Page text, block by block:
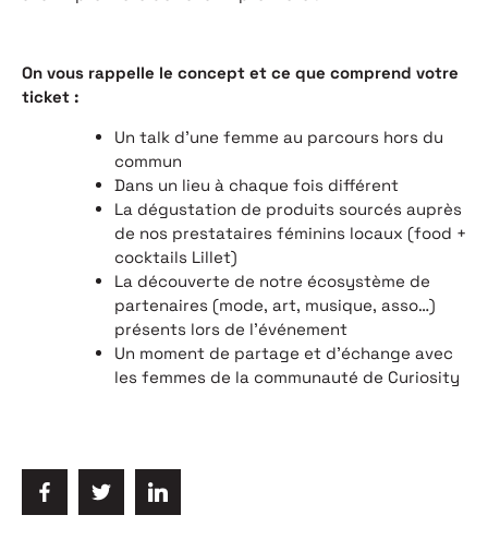
On vous rappelle le concept et ce que comprend votre
ticket :
Un talk d’une femme au parcours hors du
commun
Dans un lieu à chaque fois différent
La dégustation de produits sourcés auprès
de nos prestataires féminins locaux (food +
cocktails Lillet)
La découverte de notre écosystème de
partenaires (mode, art, musique, asso…)
présents lors de l'événement
Un moment de partage et d’échange avec
les femmes de la communauté de Curiosity